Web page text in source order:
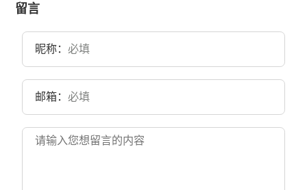
学霍英东研究院成立。2019年9月，香港科技大学（广州）获批筹建。
目前学校总体占地面积900亩。
留言
昵称：
邮箱：